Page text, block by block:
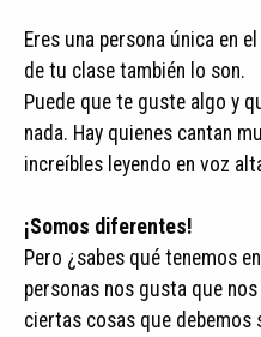
Eres una persona única en
de tu clase también lo son.
Puede que te guste algo y
nada. Hay quienes cantan
increíbles leyendo en voz
¡Somos diferentes!
Pero ¿sabes qué tenemos
personas nos gusta que
ciertas cosas que debemos